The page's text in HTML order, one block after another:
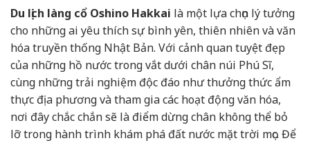
Du lịch làng cổ Oshino Hakkai là một lựa chọn lý tưởng
cho những ai yêu thích sự bình yên, thiên nhiên và văn
hóa truyền thống Nhật Bản. Với cảnh quan tuyệt đẹp
của những hồ nước trong vắt dưới chân núi Phú Sĩ,
cùng những trải nghiệm độc đáo như thưởng thức ẩm
thực địa phương và tham gia các hoạt động văn hóa,
nơi đây chắc chắn sẽ là điểm dừng chân không thể bỏ
lỡ trong hành trình khám phá đất nước mặt trời mọc. Để